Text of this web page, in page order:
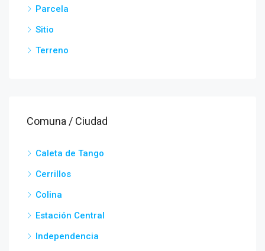
Parcela
Sitio
Terreno
Comuna / Ciudad
Caleta de Tango
Cerrillos
Colina
Estación Central
Independencia